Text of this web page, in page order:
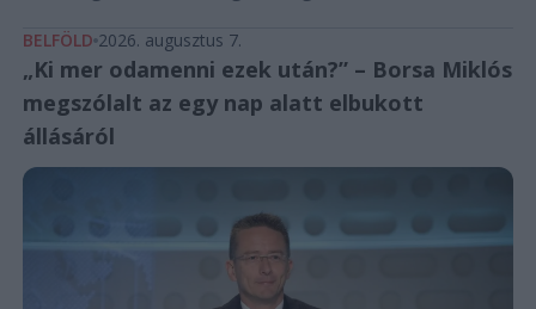
BELFÖLD 2026. augusztus 7.
„Ki mer odamenni ezek után?” – Borsa Miklós
megszólalt az egy nap alatt elbukott
állásáról